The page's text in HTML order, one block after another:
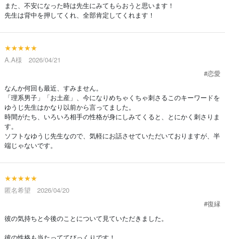
また、不安になった時は先生にみてもらおうと思います！
先生は背中を押してくれ、全部肯定してくれます！
★★★★★
A.A様 2026/04/21
#恋愛
なんか何回も最近、すみません。
「理系男子」「お土産」、今になりめちゃくちゃ刺さるこのキーワードを
ゆうじ先生はかなり以前から言ってました。
時間がたち、いろいろ相手の性格が身にしみてくると、とにかく刺さりま
す。
ソフトなゆうじ先生なので、気軽にお話させていただいておりますが、半
端じゃないです。
★★★★★
匿名希望 2026/04/20
#復縁
彼の気持ちと今後のことについて見ていただきました。